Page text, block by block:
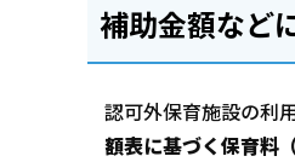
補助金額など
認可外保育施設の利
額表に基づく保育料